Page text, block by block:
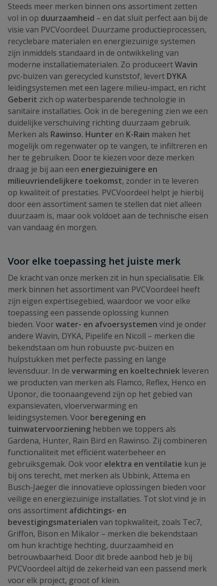
Steeds meer merken binnen ons assortiment zetten
vol in op duurzaamheid – en dat sluit perfect aan bij de
visie van PVCVoordeel. Duurzame productieprocessen,
recyclebare materialen en energiezuinige systemen
zijn inmiddels standaard in de ontwikkeling van
moderne installatiematerialen. Zo produceertWavin
pvc-buizen van gerecycled kunststof, levert DYKA
leidingsystemen met een lagere milieu-impact, en richt
Geberit zich op waterbesparende technologie in
sanitaire installaties. Ook in de beregening zien we een
duidelijke verschuiving richting duurzaam gebruik.
Merken als Rawinso. Hunter en K-Rain maken het
mogelijk om regenwater op te vangen, te infiltreren en
her te gebruiken. Door te kiezen voor deze merken
draag je bij aan een energiezuinigere en
milieuvriendelijkere toekomst, zonder in te leveren
op kwaliteit of prestaties. PVCVoordeel helpt je hierbij
door een assortiment samen te stellen dat niet alleen
duurzaam is, maar ook voldoet aan de technische eisen
van vandaag én morgen.
Voor elke toepassing het juiste merk
De kracht van onze merken zit in hun specialisatie. Elk
merk binnen het assortiment van PVCVoordeel heeft
zijn eigen expertisegebied, waardoor we voor elke
toepassing een passende oplossing kunnen
bieden. Voorwater- en afvoersystemen vind je onder
andere Wavin, DYKA, Pipelife en Nicoll – merken die
bekendstaan om hun robuuste pvc-buizen en
hulpstukken met perfecte passing en lange
levensduur. In de verwarming en koeltechniek leveren
we producten van merken als Flamco, Reflex, Henco en
Uponor, die toonaangevend zijn op het gebied van
expansievaten, vloerverwarming en
leidingsystemen. Voor beregening en
tuinwatervoorziening hebben we toppers als
Gardena, Hunter, Rain Bird en Rawinso. Zij combineren
functionaliteit met efficiënt waterbeheer en
gebruiksgemak. Ook voor elektra en ventilatie kun je
bij ons terecht, met merken als Ubbink, Attema en
Busch-Jaeger die innovatieve oplossingen bieden voor
veilige en energiezuinige installaties. Tot slot vind je in
ons assortiment afdichtings- en
bevestigingsmaterialen van topkwaliteit, zoals Tec7,
Griffon, Bison en Mikalor – merken die bekendstaan
om hun krachtige hechting, duurzaamheid en
betrouwbaarheid. Door dit brede aanbod heb je bij
PVCVoordeel altijd de zekerheid van een passend merk
voor elk project, groot of klein.